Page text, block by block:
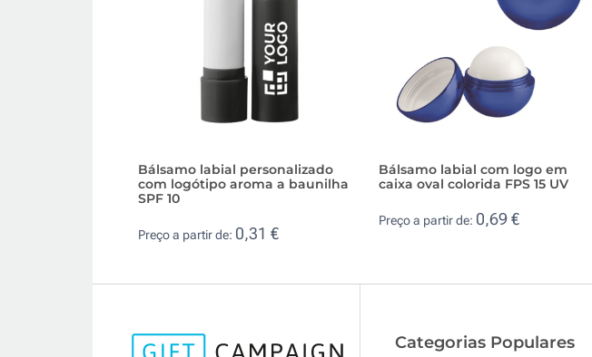
Bálsamo labial personalizado
com logótipo aroma a baunilha
SPF 10
Preço a partir de: 0,31 €
Bálsamo labial com logo em
caixa oval colorida FPS 15 UV
Preço a partir de: 0,69 €
Categorias Populares